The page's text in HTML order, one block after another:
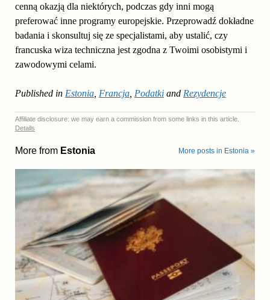
cenną okazją dla niektórych, podczas gdy inni mogą
preferować inne programy europejskie. Przeprowadź dokładne
badania i skonsultuj się ze specjalistami, aby ustalić, czy
francuska wiza techniczna jest zgodna z Twoimi osobistymi i
zawodowymi celami.
Published in Estonia, Francja, Podatkiand Rezydencje
Affiliate disclosure: we may earn a commission from some links in this article.
Details
More from Estonia More posts in Estonia »